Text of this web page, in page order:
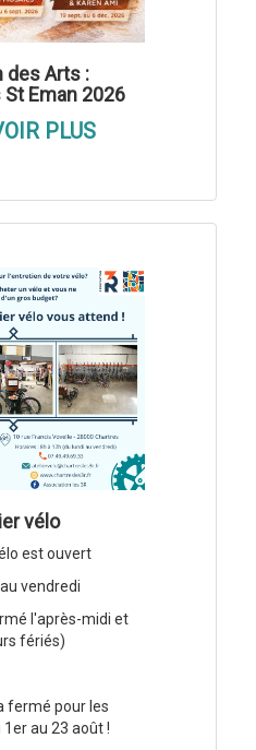
des Arts :
Eman 2026
PLUS
vélo
est ouvert
vendredi
l'après-midi et
fériés)
fermé pour les
au 23 août !